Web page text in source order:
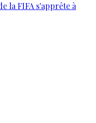
la FIFA s'apprête à